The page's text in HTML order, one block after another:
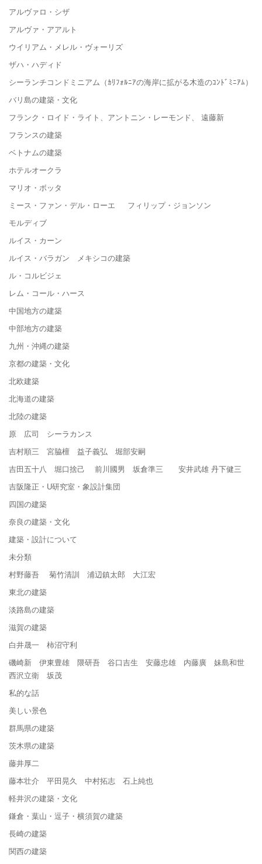
アルヴァロ・シザ
アルヴァ・アアルト
ウイリアム・メレル・ヴォーリズ
ザハ・ハディド
シーランチコンドミニアム（ｶﾘﾌｫﾙﾆｱの海岸に拡がる木造のｺﾝﾄﾞﾐﾆｱﾑ）
バリ島の建築・文化
フランク・ロイド・ライト、アントニン・レーモンド、 遠藤新
フランスの建築
ベトナムの建築
ホテルオークラ
マリオ・ボッタ
ミース・ファン・デル・ローエ フィリップ・ジョンソン
モルディブ
ルイス・カーン
ルイス・バラガン メキシコの建築
ル・コルビジェ
レム・コール・ハース
中国地方の建築
中部地方の建築
九州・沖縄の建築
京都の建築・文化
北欧建築
北海道の建築
北陸の建築
原 広司 シーラカンス
吉村順三 宮脇檀 益子義弘 堀部安嗣
吉田五十八 堀口捨己 前川國男 坂倉準三 安井武雄 丹下健三
吉阪隆正・U研究室・象設計集団
四国の建築
奈良の建築・文化
建築・設計について
未分類
村野藤吾 菊竹清訓 浦辺鎮太郎 大江宏
東北の建築
淡路島の建築
滋賀の建築
白井晟一 柿沼守利
磯崎新 伊東豊雄 隈研吾 谷口吉生 安藤忠雄 内藤廣 妹島和世
西沢立衛 坂茂
私的な話
美しい景色
群馬県の建築
茨木県の建築
藤井厚二
藤本壮介 平田晃久 中村拓志 石上純也
軽井沢の建築・文化
鎌倉・葉山・逗子・横須賀の建築
長崎の建築
関西の建築